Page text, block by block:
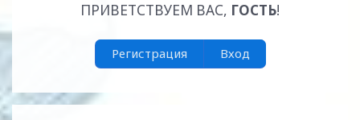
ПРИВЕТСТВУЕМ ВАС, ГОСТЬ!
Регистрация Вход